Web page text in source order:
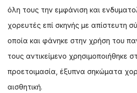
όλη τους την εμφάνιση και
χορευτές επί σκηνής με απίστευτη
οποία και φάνηκε στην χρήση του
τους αντικείμενο χρησιμοποιήθηκε
προετοιμασία, έξυπνα σηκώματα
αισθητική.